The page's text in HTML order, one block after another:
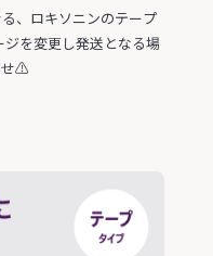
、ロキソニンのテープ
を変更し発送となる場
せ⚠️